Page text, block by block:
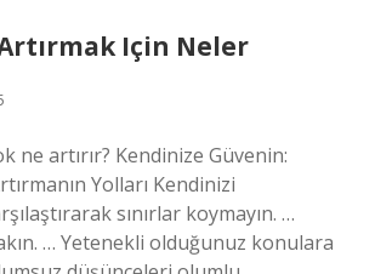
Için Neler
ne artırır? Kendinize Güvenin:
Yolları Kendinizi
sınırlar koymayın. …
… Yetenekli olduğunuz konulara